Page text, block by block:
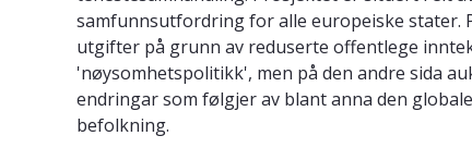
samfunnsutfordring for alle europeiske stater.
utgifter på grunn av reduserte offentlege
'nøysomhetspolitikk', men på den andre sida
endringar som følgjer av blant anna den
befolkning.